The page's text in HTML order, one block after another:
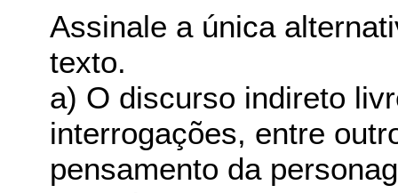
Assinale a única
texto.
a) O discurso indireto
interrogações, entre
pensamento da